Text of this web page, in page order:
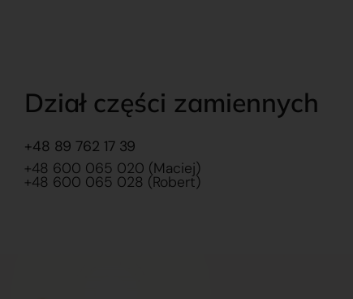
Dział części zamiennych
+48 89 762 17 39
+48 600 065 020 (Maciej)
+48 600 065 028 (Robert)